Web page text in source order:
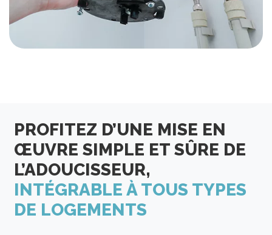
PROFITEZ D’UNE MISE EN
ŒUVRE SIMPLE ET SÛRE DE
L’ADOUCISSEUR,
INTÉGRABLE À TOUS TYPES
DE LOGEMENTS